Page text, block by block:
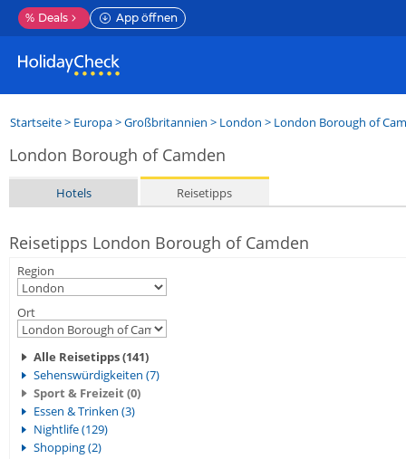
% Deals App öffnen
Startseite> Europa>Großbritannien > London > London Borough of
London Borough of Camden
Hotels Reisetipps
Reisetipps London Borough of Camden
Region
Ort
Alle Reisetipps (141)
Sehenswürdigkeiten (7)
Sport & Freizeit (0)
Essen & Trinken (3)
Nightlife (129)
Shopping (2)